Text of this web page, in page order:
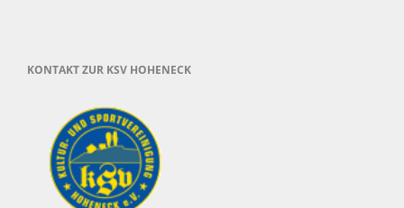
KONTAKT ZUR KSV HOHENECK